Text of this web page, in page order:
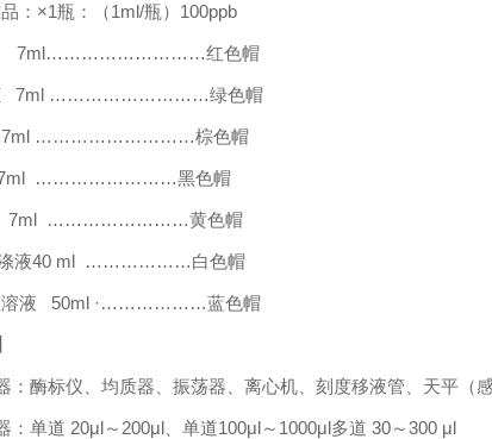
：×1瓶：（1ml/瓶） 100ppb
7ml………………………红色帽
7ml ………………………绿色帽
7ml ………………………棕色帽
l ……………………黑色帽
7ml ……………………黄色帽
液40 ml ………………白色帽
液 50ml ·………………蓝色帽
：酶标仪、均质器、振荡器、离心机、刻度移液管、天平（
：单道 20μl～ 200μl、单道100μl～ 1000μl多道 30～300 μl